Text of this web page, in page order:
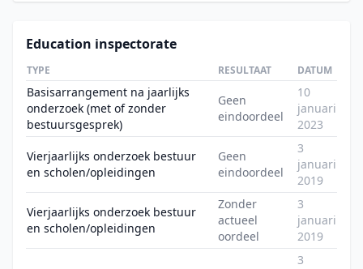
Education inspectorate
TYPE RESULTAAT DATUM
Basisarrangement na jaarlijks
onderzoek (met of zonder
bestuursgesprek)
Geen
eindoordeel
10
januari
2023
Vierjaarlijks onderzoek bestuur
en scholen/opleidingen
Geen
eindoordeel
3
januari
2019
Vierjaarlijks onderzoek bestuur
en scholen/opleidingen
Zonder
actueel
oordeel
3
januari
2019
3